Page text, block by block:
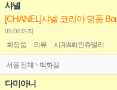
샤넬
09/08까지
화장품 의류 시계&화인쥬얼리
서울 전체 > 백화점
다미아니